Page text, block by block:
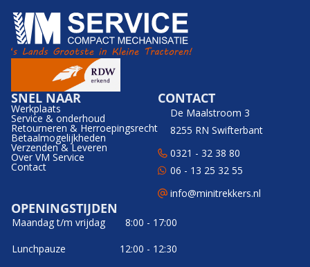
SNEL NAAR
Werkplaats
Service & onderhoud
Retourneren & Herroepingsrecht
Betaalmogelijkheden
Verzenden & Leveren
Over VM Service
Contact
CONTACT
De Maalstroom 3
8255 RN Swifterbant
0321 - 32 38 80
06 - 13 25 32 55
info@minitrekkers.nl
OPENINGSTIJDEN
Maandag t/m vrijdag
8:00 - 17:00
Lunchpauze
12:00 - 12:30